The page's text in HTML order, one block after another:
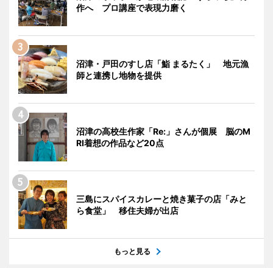
作へ プロ講座で表現力磨く
沼津・戸田のすし店「鮨 まるたく」 地元漁
師と連携し地物を提供
沼津の高校生作家「Re:」さんが個展 脳のM
RI着想の作品など20点
三島にスパイスカレーと焼き菓子の店「みと
ら食堂」 移住夫婦が出店
もっと見る